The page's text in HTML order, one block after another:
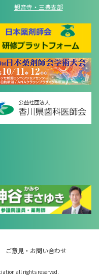
観音寺・三豊支部
ご意見・お問い合わせ
all rights reserved.